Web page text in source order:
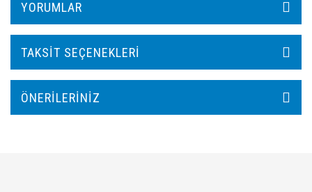
YORUMLAR
TAKSIT SEÇENEKLERI
ÖNERILERINIZ